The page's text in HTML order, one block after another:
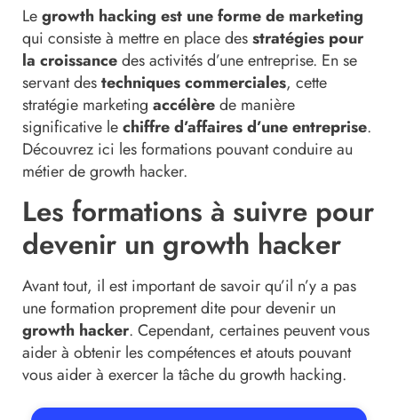
Legrowth hacking est une forme de marketing
qui consiste à mettre en place desstratégies pour
la croissancedes activités d’une entreprise. En se
servant destechniques commerciales, cette
stratégie marketing accélèrede manière
significative lechiffre d’affaires d’une entreprise.
Découvrez ici les formations pouvant conduire au
métier de growth hacker.
Les formations à suivre pour
devenir un growth hacker
Avant tout, il est important de savoir qu’il n’y a pas
une formation proprement dite pour devenir un
growth hacker. Cependant, certaines peuvent vous
aider à obtenir les compétences et atouts pouvant
vous aider à exercer la tâche du growth hacking.